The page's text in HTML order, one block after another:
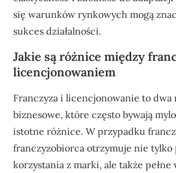
się warunków rynkowych mogą
sukces działalności.
Jakie są różnice między
licencjonowaniem
Franczyza i licencjonowanie to dwa
biznesowe, które często bywają
istotne różnice. W przypadku
franczyzobiorca otrzymuje nie tylko
korzystania z marki, ale także pełne